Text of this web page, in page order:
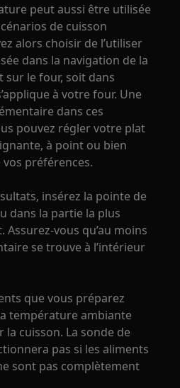
peut aussi être utilisée
de cuisson
alors choisir de l’utiliser
dans la navigation de la
sur le four, soit dans
à votre four. Une
dans ces
pouvez régler votre plat
à point ou bien
préférences.
insérez la pointe de
dans la partie la plus
Assurez-vous qu’au moins
se trouve à l’intérieur
que vous préparez
température ambiante
cuisson. La sonde de
pas si les aliments
sont pas complètement